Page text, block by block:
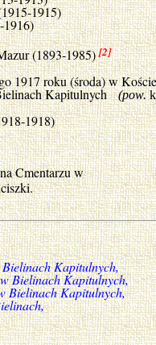
1915)
(1893-1985)[2]
1917 roku (środa) w
Kapitulnych(pow.k
1918)
Cmentarzu w
Kapitulnych,
Kapitulnych,
Bielinach Kapitulnych,